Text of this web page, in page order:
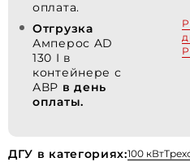
оплата.
Отгрузка
Амперос AD
130 I в
контейнере с
АВР в день
оплаты.
ДГУ в категориях:100 кВт